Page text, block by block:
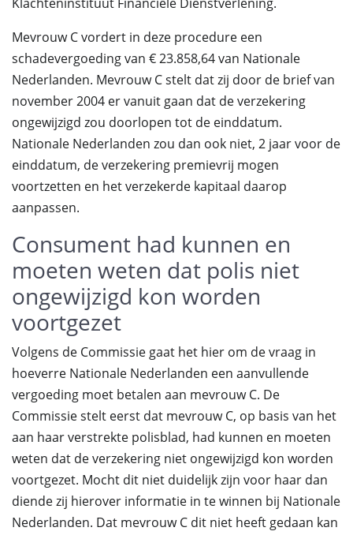
Mevrouw C vordert in deze procedure een
schadevergoeding van € 23.858,64 van Nationale
Nederlanden. Mevrouw C stelt dat zij door de brief van
november 2004 er vanuit gaan dat de verzekering
ongewijzigd zou doorlopen tot de einddatum.
Nationale Nederlanden zou dan ook niet, 2 jaar voor de
einddatum, de verzekering premievrij mogen
voortzetten en het verzekerde kapitaal daarop
aanpassen.
Consument had kunnen en
moeten weten dat polis niet
ongewijzigd kon worden
voortgezet
Volgens de Commissie gaat het hier om de vraag in
hoeverre Nationale Nederlanden een aanvullende
vergoeding moet betalen aan mevrouw C. De
Commissie stelt eerst dat mevrouw C, op basis van het
aan haar verstrekte polisblad, had kunnen en moeten
weten dat de verzekering niet ongewijzigd kon worden
voortgezet. Mocht dit niet duidelijk zijn voor haar dan
diende zij hierover informatie in te winnen bij Nationale
Nederlanden. Dat mevrouw C dit niet heeft gedaan kan